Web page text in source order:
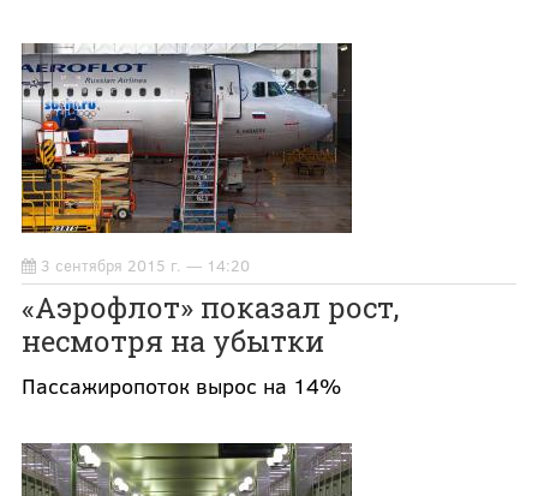
3 сентября 2015 г. — 14:20
«Аэрофлот» показал рост,
несмотря на убытки
Пассажиропоток вырос на 14%